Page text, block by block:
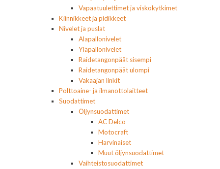
Vapaatuulettimet ja viskokytkimet
Kiinnikkeet ja pidikkeet
Nivelet ja puslat
Alapallonivelet
Yläpallonivelet
Raidetangonpäät sisempi
Raidetangonpäät ulompi
Vakaajan linkit
Polttoaine- ja ilmanottolaitteet
Suodattimet
Öljynsuodattimet
AC Delco
Motocraft
Harvinaiset
Muut öljynsuodattimet
Vaihteistosuodattimet